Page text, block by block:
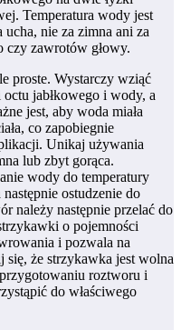
Temperatura wody jest
nie za zimna ani za
czy zawrotów głowy.
proste. Wystarczy wziąć
jabłkowego i wody, a
jest, aby woda miała
co zapobiegnie
Unikaj używania
lub zbyt gorąca.
wody do temperatury
ostudzenie do
należy następnie przelać do
o pojemności
i pozwala na
że strzykawka jest wolna
roztworu i
do właściwego